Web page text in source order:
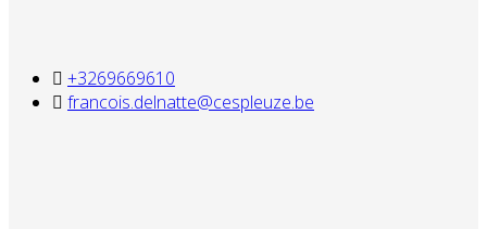
+3269669610
francois.delnatte@cespleuze.be